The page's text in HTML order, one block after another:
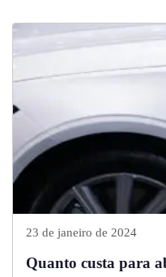
23 de janeiro de 2024
Quanto custa para